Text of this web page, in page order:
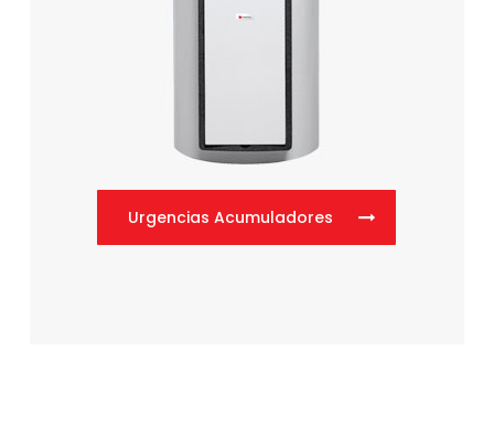
Urgencias Acumuladores